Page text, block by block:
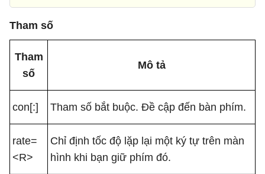
Tham số
Tham
số
Mô tả
con[:] Tham số bắt buộc. Đề cập đến bàn phím.
rate=
<R>
Chỉ định tốc độ lặp lại một ký tự trên màn
hình khi bạn giữ phím đó.